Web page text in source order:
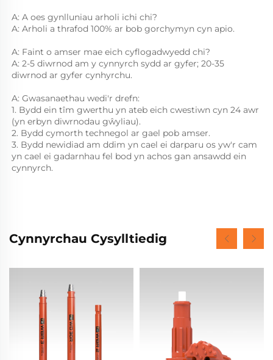
A: A oes gynlluniau arholi ichi chi?
A: Arholi a thrafod 100% ar bob gorchymyn cyn apio.
A: Faint o amser mae eich cyflogadwyedd chi?
A: 2-5 diwrnod am y cynnyrch sydd ar gyfer; 20-35
diwrnod ar gyfer cynhyrchu.
A: Gwasanaethau wedi'r drefn:
1. Bydd ein tîm gwerthu yn ateb eich cwestiwn cyn 24 awr
(yn erbyn diwrnodau gŵyliau).
2. Bydd cymorth technegol ar gael pob amser.
3. Bydd newidiad am ddim yn cael ei darparu os yw'r cam
yn cael ei gadarnhau fel bod yn achos gan ansawdd ein
cynnyrch.
Cynnyrchau Cysylltiedig